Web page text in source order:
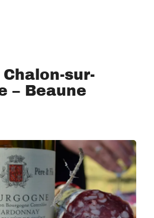
Chalon-sur-
– Beaune